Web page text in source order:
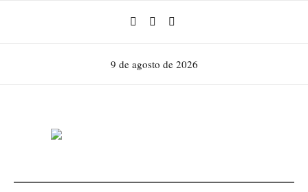
9 de agosto de 2026